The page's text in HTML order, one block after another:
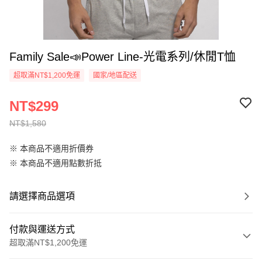
Family Sale📣Power Line-光電系列/休閒T恤
超取滿NT$1,200免運 國家/地區配送
NT$1,580
NT$299
※ 本商品不適用折價券
※ 本商品不適用點數折抵
請選擇商品選項
付款與運送方式
超取滿NT$1,200免運